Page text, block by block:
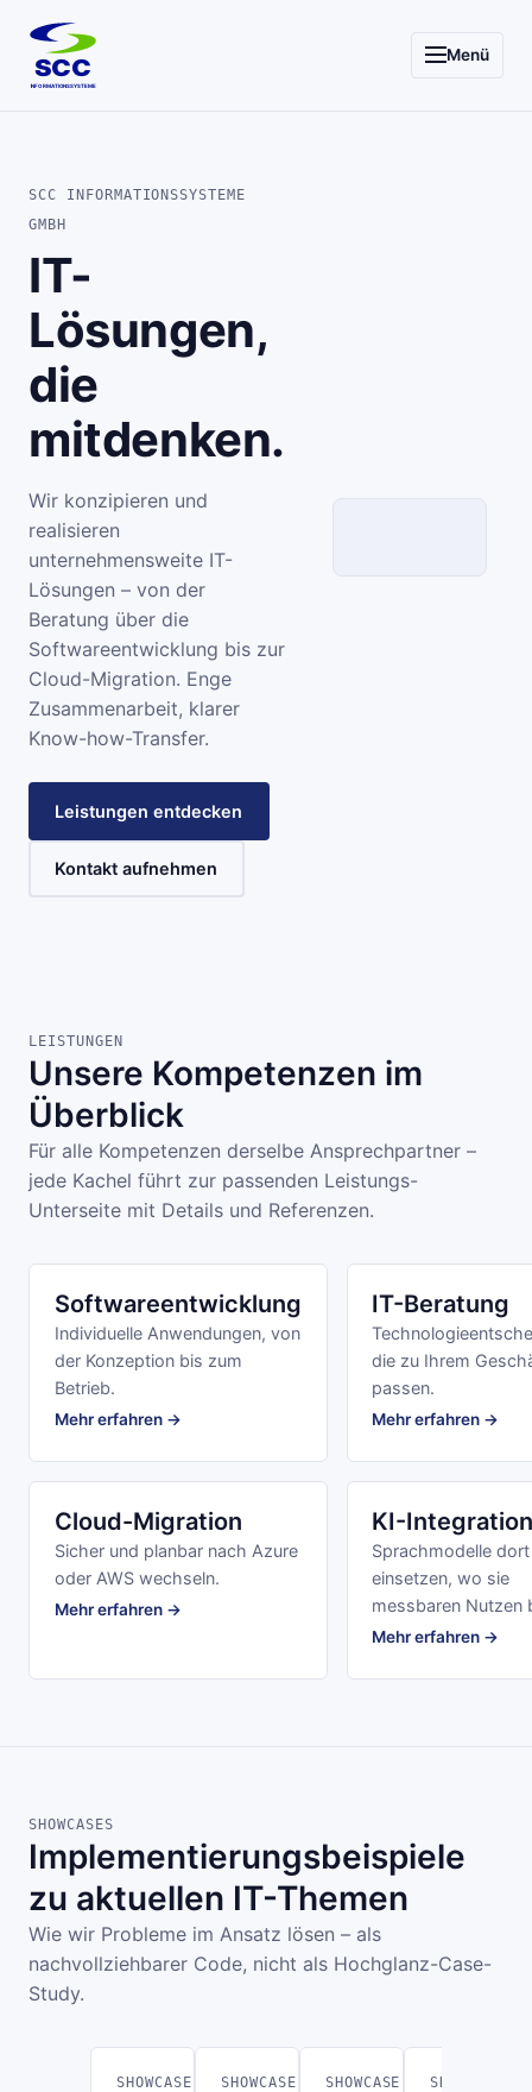
SCC
INFORMATIONSSYSTEME
Menü
SCC INFORMATIONSSYSTEME
GMBH
IT-
Lösungen,
die
mitdenken.
Wir konzipieren und
realisieren
unternehmensweite IT-
Lösungen – von der
Beratung über die
Softwareentwicklung bis zur
Cloud-Migration. Enge
Zusammenarbeit, klarer
Know-how-Transfer.
Leistungen entdecken
Kontakt aufnehmen
LEISTUNGEN
Unsere Kompetenzen im
Überblick
Für alle Kompetenzen derselbe Ansprechpartner –
jede Kachel führt zur passenden Leistungs-
Unterseite mit Details und Referenzen.
Softwareentwicklung
Individuelle Anwendungen, von
der Konzeption bis zum
Betrieb.
Mehr erfahren →
IT-Beratung
die zu Ihrem
passen.
Mehr erfahren →
Cloud-Migration
Sicher und planbar nach Azure
oder AWS wechseln.
Mehr erfahren →
KI-
Sprachmodelle dort
einsetzen, wo sie
messbaren Nutzen
Mehr erfahren →
SHOWCASES
Implementierungsbeispiele
zu aktuellen IT-Themen
Wie wir Probleme im Ansatz lösen – als
nachvollziehbarer Code, nicht als Hochglanz-Case-
Study.
SHOWCASE SHOWCASE SHOWCASE SHOWCASE